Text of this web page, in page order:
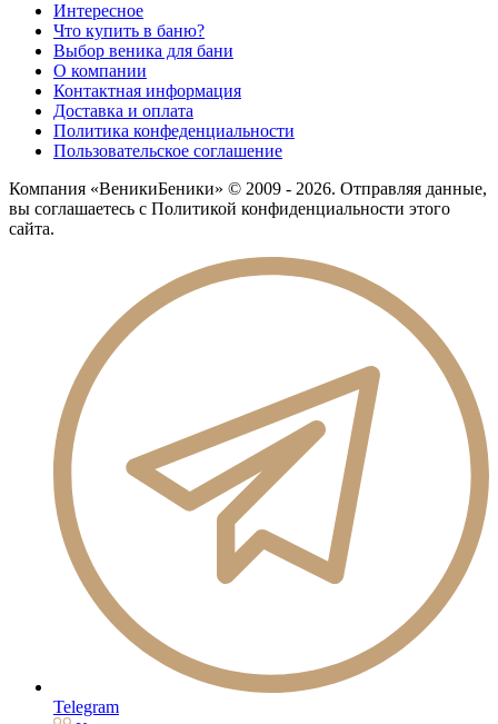
Интересное
Что купить в баню?
Выбор веника для бани
О компании
Контактная информация
Доставка и оплата
Политика конфеденциальности
Пользовательское соглашение
Компания «ВеникиБеники» © 2009 - 2026. Отправляя данные,
вы соглашаетесь с Политикой конфиденциальности этого
сайта.
Telegram